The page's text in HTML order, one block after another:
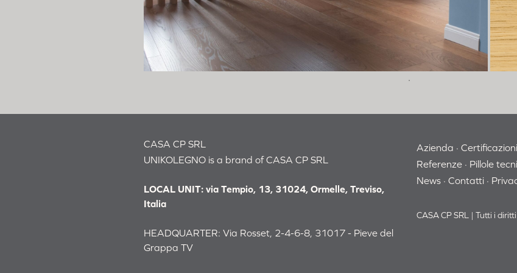
Insegna Unikolegno
Pannelloteca 16 pannelli
Espositore da banco
Large
Casa AT Roma
Residenza privata Estonia
AK Office
Uffici commerciali Slovenia
Residenza privata Alessandria
Mirum Villas Elounda – Grecia
Residenza privata Savona
CASA CP SRL
UNIKOLEGNO is a brand of CASA CP SRL
LOCAL UNIT: via Tempio, 13, 31024, Ormelle, Treviso,
Italia
HEADQUARTER: Via Rosset, 2-4-6-8, 31017 - Pieve del
Grappa TV
Azienda Certificazioni
Referenze
Pillole
News
Contatti
CASA CP SRL | Tutti i